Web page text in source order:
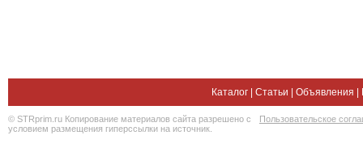
Каталог Статьи Объявления
© STRprim.ru Копирование материалов сайта разрешено с
условием размещения гиперссылки на источник.
Пользовательское